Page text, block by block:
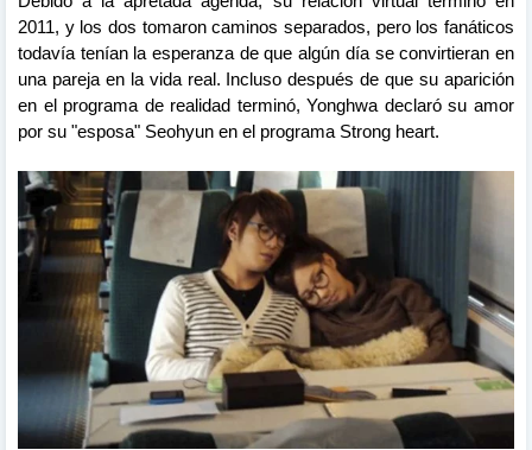
2011, y los dos tomaron caminos separados, pero los fanáticos
todavía tenían la esperanza de que algún día se convirtieran en
una pareja en la vida real. Incluso después de que su aparición
en el programa de realidad terminó, Yonghwa declaró su amor
por su "esposa" Seohyun en el programa Strong heart.